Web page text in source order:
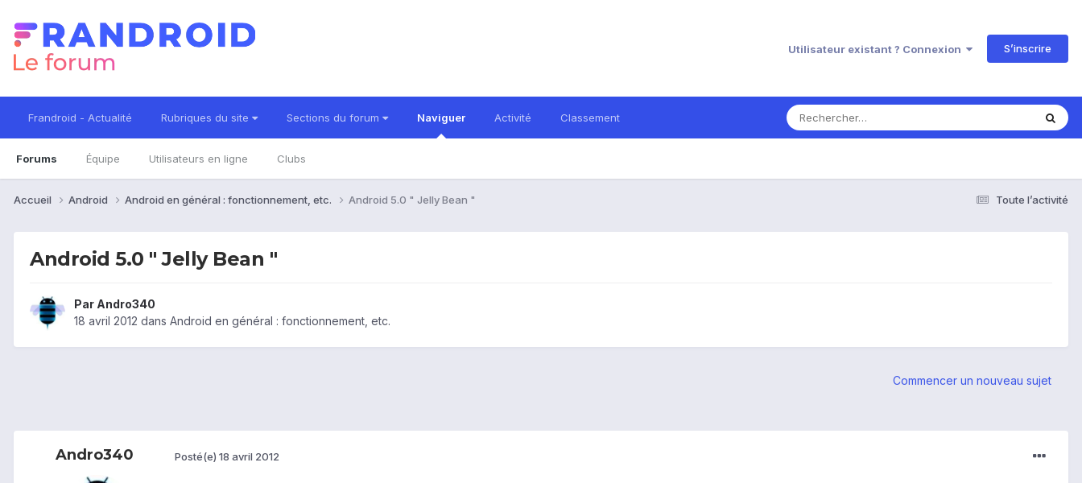
Utilisateur existant ? Connexion S’inscrire
Frandroid - Actualité Rubriques du site Sections du forum Naviguer
Forums Équipe Utilisateurs en ligne Clubs
Activité Classement
Toute l’activité
Accueil Android Android en général : fonctionnement, etc. Android 5.0 " Jelly Bean "
Android 5.0 " Jelly Bean "
Par Andro340
18 avril 2012 dans Android en général : fonctionnement, etc.
Commencer un nouveau sujet
Andro340 Posté(e) 18 avril 2012